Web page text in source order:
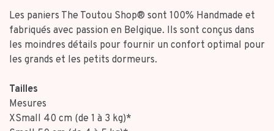
Les paniers The Toutou Shop® sont 100% Handmade et
fabriqués avec passion en Belgique. Ils sont conçus dans
les moindres détails pour fournir un confort optimal pour
les grands et les petits dormeurs.
Tailles
Mesures
XSmall 40 cm (de 1 à 3 kg)*